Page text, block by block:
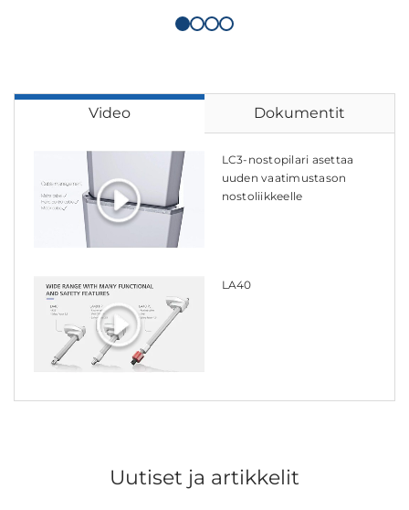
Video Dokumentit
LC3-nostopilari asettaa
uuden vaatimustason
nostoliikkeelle
LA40
Uutiset ja artikkelit